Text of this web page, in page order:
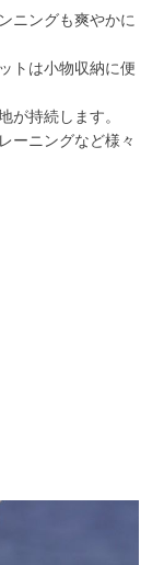
ニングも爽やかに
トは小物収納に便
が持続します。
ーニングなど様々